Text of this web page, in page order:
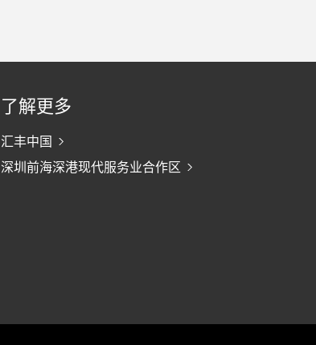
了解更多
汇丰中国
深圳前海深港现代服务业合作区